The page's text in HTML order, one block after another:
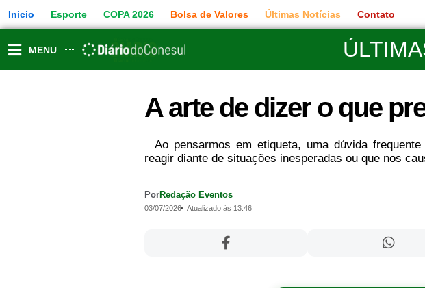
para
o
conteúdo
Inicio Esporte COPA 2026 Bolsa de Valores Últimas Notícias Contato
MENU
A arte de dizer o que
Ao pensarmos em etiqueta, uma dúvida
reagir diante de situações inesperadas ou que nos
PorRedação Eventos
03/07/2026 Atualizado às 13:46